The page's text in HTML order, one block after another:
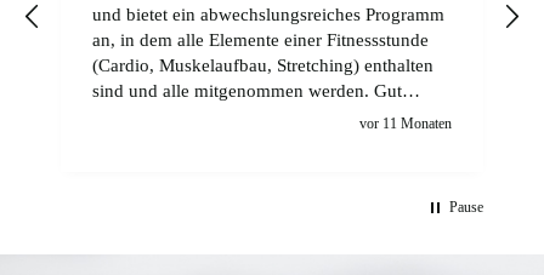
und bietet ein abwechslungsreiches Programm
an, in dem alle Elemente einer Fitnessstunde
(Cardio, Muskelaufbau, Stretching) enthalten
sind und alle mitgenommen werden. Gut
vor 11 Monaten
Pause